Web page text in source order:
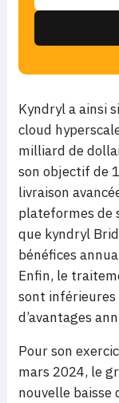
Kyndryl a ainsi
cloud
milliard de
son objectif de
livraison
plateformes de
que kyndryl
bénéfices
Enfin, le
sont inférieures
d’avantages
Pour son
mars 2024, le
nouvelle baisse